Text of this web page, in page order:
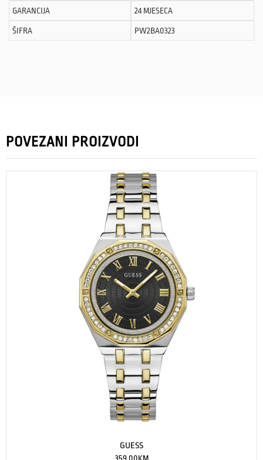
GARANCIJA 24 MJESECA
ŠIFRA PW2BA0323
POVEZANI PROIZVODI
GUESS
359.00KM